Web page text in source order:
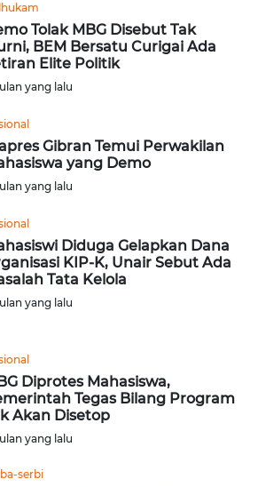
Tolak MBG Disebut Tak
BEM Bersatu Curigai Ada
Elite Politik
yang lalu
Gibran Temui Perwakilan
yang Demo
yang lalu
Diduga Gelapkan Dana
KIP-K, Unair Sebut Ada
Tata Kelola
yang lalu
Diprotes Mahasiswa,
Tegas Bilang Program
Akan Disetop
yang lalu
serbi